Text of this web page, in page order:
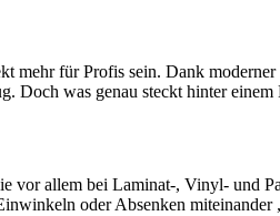
mehr für Profis sein. Dank
Doch was genau steckt hinter
vor allem bei Laminat-, Vinyl- und
oder Absenken